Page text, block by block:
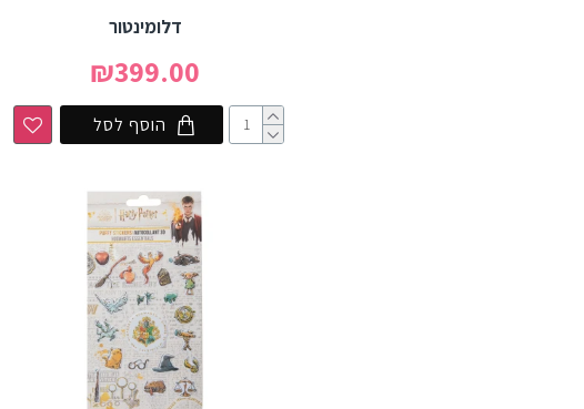
דלומינטור
₪399.00
הוסף לסל